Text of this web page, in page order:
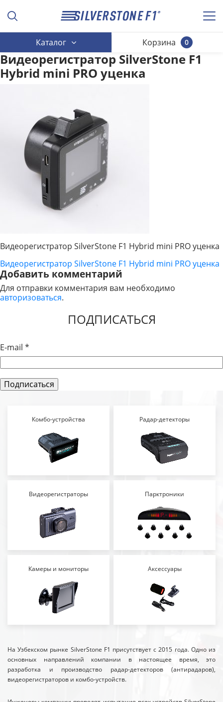
Каталог 0
Корзина
Видеорегистратор SilverStone F1
Hybrid mini PRO уценка
Видеорегистратор SilverStone F1 Hybrid mini PRO уценка
НАВИГАЦИЯ
ПО
ЗАПИСЯМ
Видеорегистратор SilverStone F1 Hybrid mini PRO уценка
Добавить комментарий
Для отправки комментария вам необходимо
авторизоваться.
ПОДПИСАТЬСЯ
E-mail *
Комбо-устройства Радар-детекторы
Видеорегистраторы Парктроники
Камеры и мониторы Аксессуары
На Узбекском рынке SilverStone F1 присутствует с 2015 года. Одно из
основных направлений компании в настоящее время, это
разработка и производство радар-детекторов (антирадаров),
видеорегистраторов и комбо-устройств.